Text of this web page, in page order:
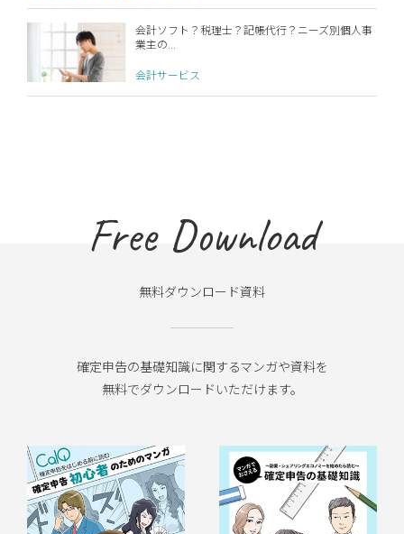
会計ソフト？税理士？記帳代行？ニーズ別個人事
業主の...
会計サービス
Free Download
無料ダウンロード資料
確定申告の基礎知識に関するマンガや資料を
無料でダウンロードいただけます。